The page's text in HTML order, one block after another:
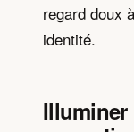
regard doux
identité.
Illuminer